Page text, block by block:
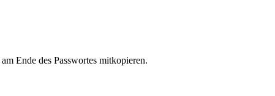
Ende des Passwortes mitkopieren.